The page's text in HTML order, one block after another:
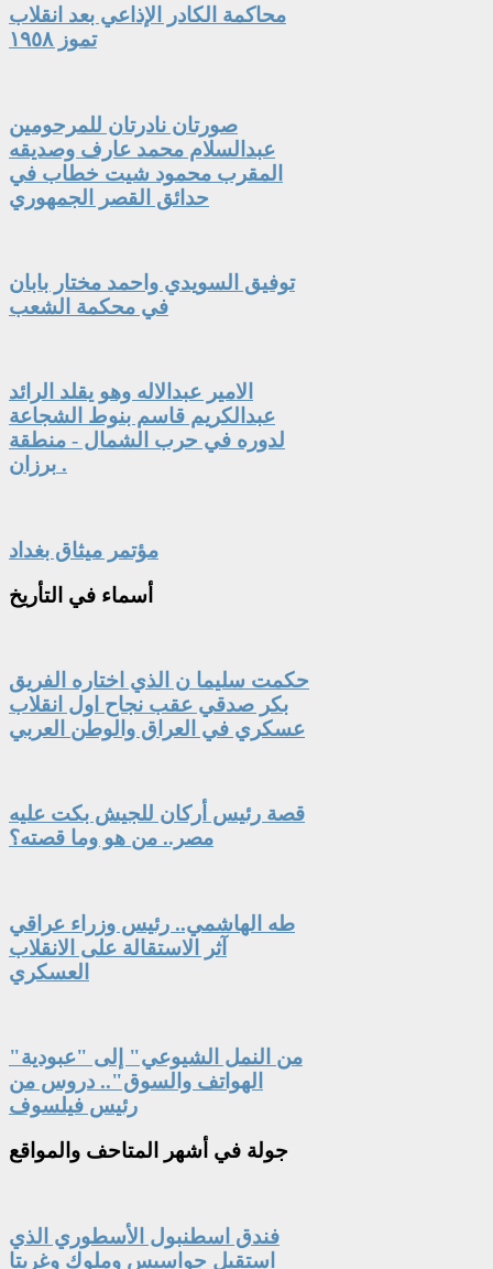
محاكمة الكادر الإذاعي بعد انقلاب
تموز ١٩٥٨
صورتان نادرتان للمرحومين
عبدالسلام محمد عارف وصديقه
المقرب محمود شيت خطاب في
حدائق القصر الجمهوري
توفيق السويدي واحمد مختار بابان
في محكمة الشعب
الامير عبدالاله وهو يقلد الرائد
عبدالكريم قاسم بنوط الشجاعة
لدوره في حرب الشمال - منطقة
برزان .
مؤتمر ميثاق بغداد
أسماء في التأريخ
حكمت سليما ن الذي اختاره الفريق
بكر صدقي عقب نجاح اول انقلاب
عسكري في العراق والوطن العربي
قصة رئيس أركان للجيش بكت عليه
مصر.. من هو وما قصته؟
طه الهاشمي.. رئيس وزراء عراقي
آثر الاستقالة على الانقلاب
العسكري
"من النمل الشيوعي" إلى "عبودية
الهواتف والسوق".. دروس من
رئيس فيلسوف
جولة في أشهر المتاحف والمواقع
فندق اسطنبول الأسطوري الذي
استقبل جواسيس وملوك وغريتا